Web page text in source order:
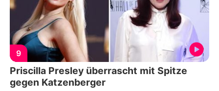
9
Priscilla Presley überrascht mit Spitze
gegen Katzenberger